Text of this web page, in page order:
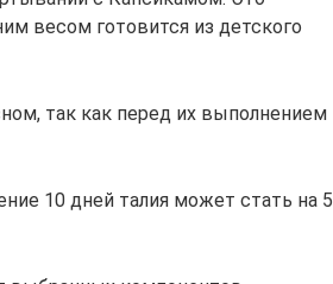
весом готовится из детского
так как перед их выполнением
10 дней талия может стать на 5